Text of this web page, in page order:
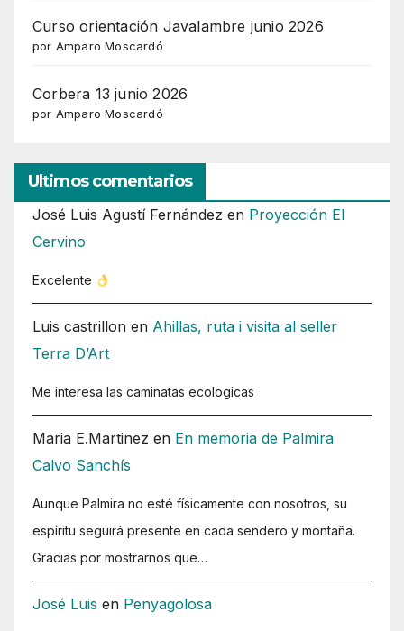
Curso orientación Javalambre junio 2026
por Amparo Moscardó
Corbera 13 junio 2026
por Amparo Moscardó
Ultimos comentarios
José Luis Agustí Fernández en Proyección El
Cervino
Excelente
Luis castrillon en Ahillas, ruta i visita al seller
Terra D’Art
Me interesa las caminatas ecologicas
Maria E.Martinez en En memoria de Palmira
Calvo Sanchís
Aunque Palmira no esté físicamente con nosotros, su
espíritu seguirá presente en cada sendero y montaña.
Gracias por mostrarnos que…
José Luis en Penyagolosa